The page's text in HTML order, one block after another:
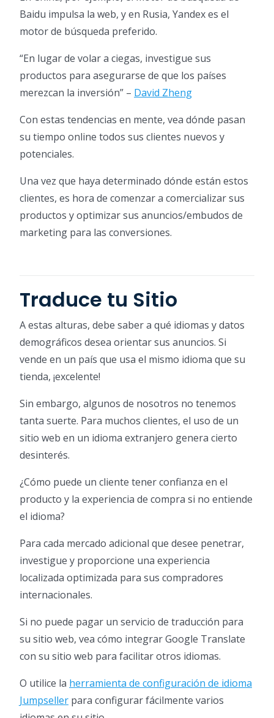
Baidu impulsa la web, y en Rusia, Yandex es el
motor de búsqueda preferido.
“En lugar de volar a ciegas, investigue sus
productos para asegurarse de que los países
merezcan la inversión” – David Zheng
Con estas tendencias en mente, vea dónde pasan
su tiempo online todos sus clientes nuevos y
potenciales.
Una vez que haya determinado dónde están estos
clientes, es hora de comenzar a comercializar sus
productos y optimizar sus anuncios/embudos de
marketing para las conversiones.
Traduce tu Sitio
A estas alturas, debe saber a qué idiomas y datos
demográficos desea orientar sus anuncios. Si
vende en un país que usa el mismo idioma que su
tienda, ¡excelente!
Sin embargo, algunos de nosotros no tenemos
tanta suerte. Para muchos clientes, el uso de un
sitio web en un idioma extranjero genera cierto
desinterés.
¿Cómo puede un cliente tener confianza en el
producto y la experiencia de compra si no entiende
el idioma?
Para cada mercado adicional que desee penetrar,
investigue y proporcione una experiencia
localizada optimizada para sus compradores
internacionales.
Si no puede pagar un servicio de traducción para
su sitio web, vea cómo integrar Google Translate
con su sitio web para facilitar otros idiomas.
O utilice la herramienta de configuración de idioma
Jumpseller para configurar fácilmente varios